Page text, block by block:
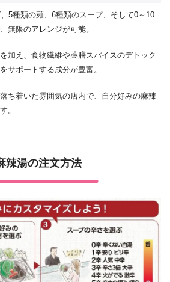
5種類の麺、6種類のスープ、そして0～10
無限のアレンジが可能。
加え、食物繊維や薬膳スパイスのデトック
サポートする成分が豊富。
ち着いた雰囲気の店内で、自分好みの麻辣
。
辣湯の注文方法